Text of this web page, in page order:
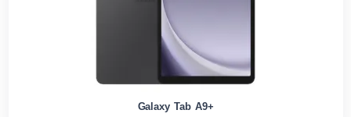
Galaxy Tab A9+